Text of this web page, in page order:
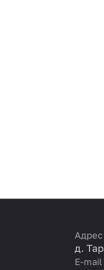
Адрес
д.
E-mail